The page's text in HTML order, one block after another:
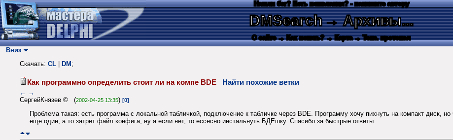
Нашли баг? Есть пожелания? - напишите автору
DMSearch→ Архивы...
О сайте → Как искать? → Карта → Текс. протокол
Вниз
Скачать: CL DM ;
Как программно определить стоит ли на компе BDE Найти похожие ветки
← →
СергейКнязев © (2002-04-25 13:35) [0]
Проблема такая: есть программа с локальной табличкой, подключение к табличке через BDE. Программу хочу пихнуть на компакт диск,
еще один, а то затрет файл конфига, ну а если нет, то ессесно инстальнуть БДЕшку. Спасибо за быстрые ответы.